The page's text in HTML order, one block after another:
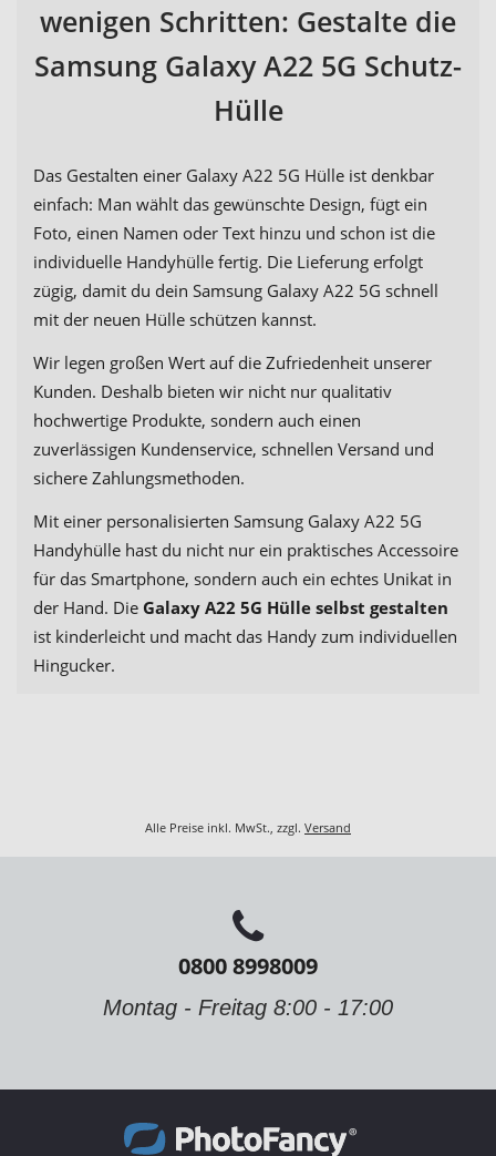
wenigen Schritten: Gestalte die
Samsung Galaxy A22 5G Schutz-
Hülle
Das Gestalten einer Galaxy A22 5G Hülle ist denkbar
einfach: Man wählt das gewünschte Design, fügt ein
Foto, einen Namen oder Text hinzu und schon ist die
individuelle Handyhülle fertig. Die Lieferung erfolgt
zügig, damit du dein Samsung Galaxy A22 5G schnell
mit der neuen Hülle schützen kannst.
Wir legen großen Wert auf die Zufriedenheit unserer
Kunden. Deshalb bieten wir nicht nur qualitativ
hochwertige Produkte, sondern auch einen
zuverlässigen Kundenservice, schnellen Versand und
sichere Zahlungsmethoden.
Mit einer personalisierten Samsung Galaxy A22 5G
Handyhülle hast du nicht nur ein praktisches Accessoire
für das Smartphone, sondern auch ein echtes Unikat in
der Hand. Die Galaxy A22 5G Hülle selbst gestalten
ist kinderleicht und macht das Handy zum individuellen
Hingucker.
Alle Preise inkl. MwSt., zzgl. Versand
0800 8998009
Montag - Freitag 8:00 - 17:00